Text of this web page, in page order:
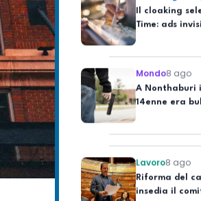
Time: ads
per i chatbot
Mondo8 ago
A Nonthaburi
14enne era
CZ-75 era del
Lavoro8 ago
Riforma del
insedia il
ristretto al